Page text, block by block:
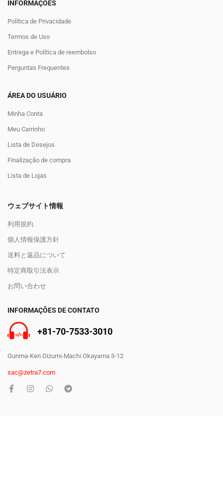
INFORMAÇÕES
Política de Privacidade
Termos de Uso
Entrega e Política de reembolso
Perguntas Frequentes
ÁREA DO USUÁRIO
Minha Conta
Meu Carrinho
Lista de Desejos
Finalização de compra
Lista de Lojas
ウェブサイト情報
利用規約
個人情報保護方針
送料と返品について
特定商取引法表示
お問い合わせ
INFORMAÇÕES DE CONTATO
+81-70-7533-3010
Gunma-Ken Oizumi-Machi Okayama 3-12
sac@zetra7.com